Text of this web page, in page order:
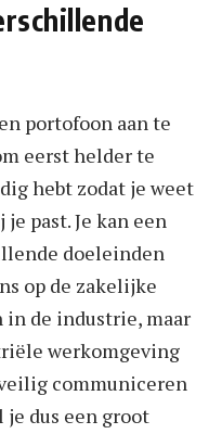
portofoon aan te
eerst helder te
hebt zodat je weet
past. Je kan een
doeleinden
op de zakelijke
de industrie, maar
werkomgeving
communiceren
je dus een groot